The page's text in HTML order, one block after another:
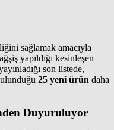
sağlamak amacıyla
yapıldığı kesinleşen
son listede,
25 yeni ürün daha
Duyuruluyor